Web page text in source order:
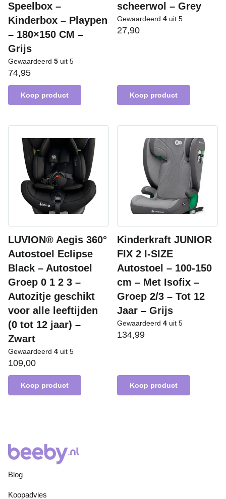
Speelbox –
Kinderbox – Playpen
– 180×150 CM –
Grijs
Gewaardeerd 5 uit 5
74,95
Koop product
scheerwol – Grey
Gewaardeerd 4 uit 5
27,90
Koop product
LUVION® Aegis 360°
Autostoel Eclipse
Black – Autostoel
Groep 0 1 2 3 –
Autozitje geschikt
voor alle leeftijden
(0 tot 12 jaar) –
Zwart
Gewaardeerd 4 uit 5
109,00
Koop product
Kinderkraft JUNIOR
FIX 2 I-SIZE
Autostoel – 100-150
cm – Met Isofix –
Groep 2/3 – Tot 12
Jaar – Grijs
Gewaardeerd 4 uit 5
134,99
Koop product
Blog
Koopadvies